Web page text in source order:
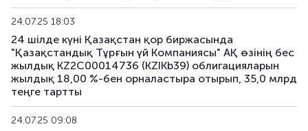
24.07.25 18:03
24 шілде күні Қазақстан қор биржасында
"Қазақстандық Тұрғын үй Компаниясы" АҚ өзінің бес
жылдық KZ2C00014736 (KZIKb39) облигацияларын
жылдық 18,00 %-бен орналастыра отырып, 35,0 млрд
теңге тартты
24.07.25 09:08